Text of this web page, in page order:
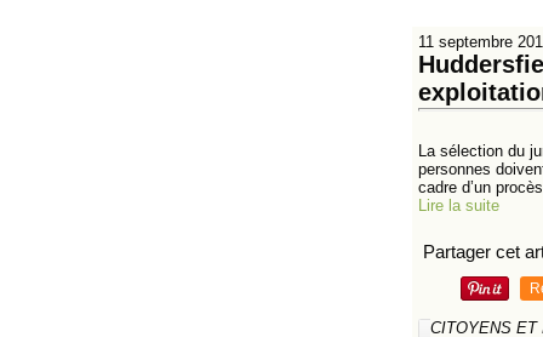
11 septembre
La sélection du
personnes
cadre d’un
Lire la suite
Partager cet
CITOYENS ET